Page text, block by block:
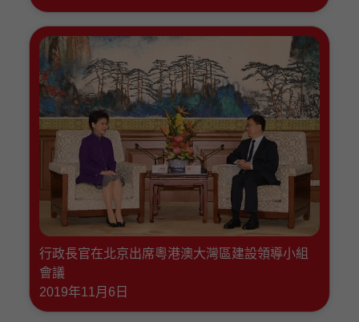
行政長官在北京出席粵港澳大灣區建設領導小組
會議
2019年11月6日